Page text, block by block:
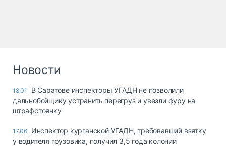
Новости
18.01
В Саратове инспекторы УГАДН не позволили
дальнобойщику устранить перегруз и увезли фуру на
штрафстоянку
17.06 Инспектор курганской УГАДН, требовавший взятку
у водителя грузовика, получил 3,5 года колонии